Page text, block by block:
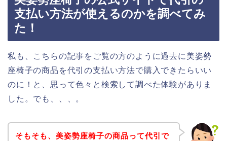
支払い方法が使えるのかを調べてみ
た！
私も、こちらの記事をご覧の方のように過去に美姿勢
座椅子の商品を代引の支払い方法で購入できたらいい
のに！と、思って色々と検索して調べた体験がありま
した。でも、、、。
そもそも、美姿勢座椅子の商品って代引で